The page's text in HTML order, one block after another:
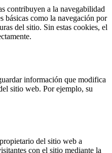
contribuyen a la navegabilidad
básicas como la navegación por
del sitio. Sin estas cookies, el
información que modifica
sitio web. Por ejemplo, su
del sitio web a
con el sitio mediante la